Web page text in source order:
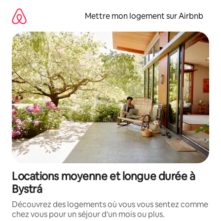
directement
contenu
Mettre mon logement sur Airbnb
Locations moyenne et longue durée à
Bystrá
Découvrez des logements où vous vous sentez comme
chez vous pour un séjour d'un mois ou plus.